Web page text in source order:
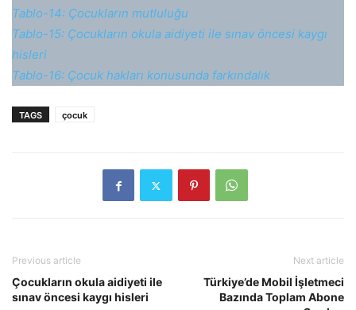
Tablo-14: Çocukların mutluluğu
Tablo-15: Çocukların okula aidiyeti ile sınav öncesi kaygı
hisleri
Tablo-16: Çocuk hakları konusunda farkındalık
TAGS çocuk
Previous article
Çocukların okula aidiyeti ile
sınav öncesi kaygı hisleri
Next article
Türkiye’de Mobil İşletmeci
Bazında Toplam Abone